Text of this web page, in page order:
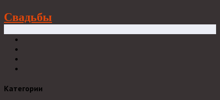
Свадьбы
Категории